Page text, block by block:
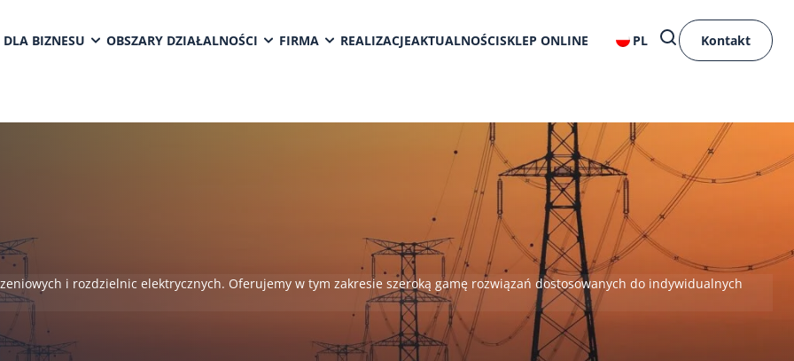
DLA BIZNESU OBSZARY DZIAŁALNOŚCI FIRMA REALIZACJEAKTUALNOŚCISKLEP ONLINE PL Kontakt
i rozdzielnic elektrycznych. Oferujemy w tym zakresie szeroką gamę rozwiązań dostosowanych do indywidualnych